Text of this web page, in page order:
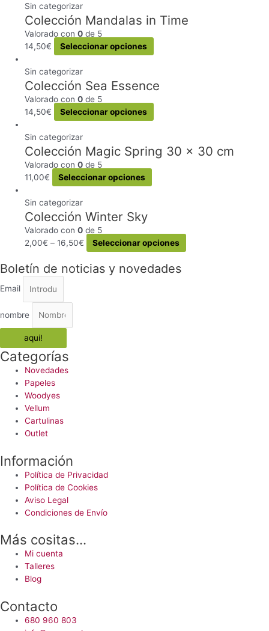
múltiples
opciones
pueden
elegir
en
la
producto
Sin categorizar
Colección Mandalas in Time
Valorado con0 de 5
14,50€ Seleccionar opciones
producto
múltiples
opciones
pueden
elegir
Sin categorizar
Colección Sea Essence
Valorado con0 de 5
14,50€ Seleccionar opciones
producto
múltiples
variantes.
en
la
página
de
Sin categorizar
Colección Magic Spring 30 x 30 cm
Valorado con0 de 5
11,00€ Seleccionar opciones
producto
Las
opciones
se
Sin categorizar
Colección Winter Sky
Valorado con0 de 5
2,00€ –16,50€ Seleccionar opciones
producto
Boletín de noticias y novedades
Email
nombre
aqui!
Categorías
Novedades
Papeles
Woodyes
Vellum
Cartulinas
Outlet
Información
Política de Privacidad
Política de Cookies
Aviso Legal
Condiciones de Envío
Más cositas...
Mi cuenta
Talleres
Blog
Contacto
680 960 803